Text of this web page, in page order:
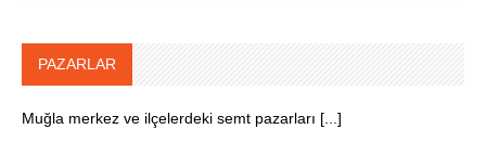
PAZARLAR
Muğla merkez ve ilçelerdeki semt pazarları [...]